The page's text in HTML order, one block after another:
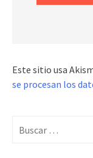
Este sitio usa
se procesan los